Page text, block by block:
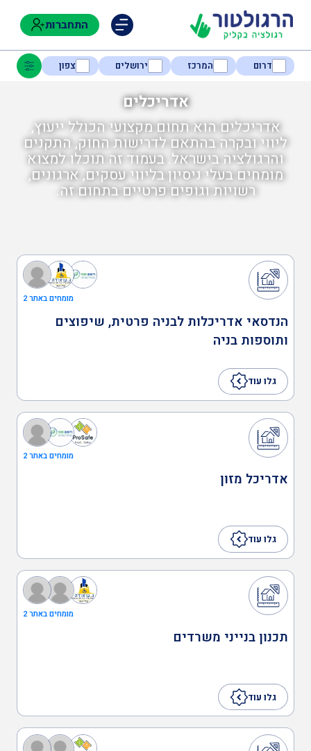
התחברות
דרום המרכז ירושלים צפון
אדריכלים
אדריכלים הוא תחום מקצועי הכולל ייעוץ,
ליווי ובקרה בהתאם לדרישות החוק, התקנים
והרגולציה בישראל. בעמוד זה תוכלו למצוא
מומחים בעלי ניסיון בליווי עסקים, ארגונים,
רשויות וגופים פרטיים בתחום זה.
נגישות
חקלאות
בודקים מוסמכים
ביטחון
שמאות ובדק נכס
ותכנון ראשוני קונספטואלי
מומחים באתר 2
הנדסאי אדריכלות לבניה פרטית, שיפוצים
ותוספות בניה
גלו עוד
מומחים באתר 2
אדריכל מזון
גלו עוד
מומחים באתר 2
תכנון בנייני משרדים
גלו עוד